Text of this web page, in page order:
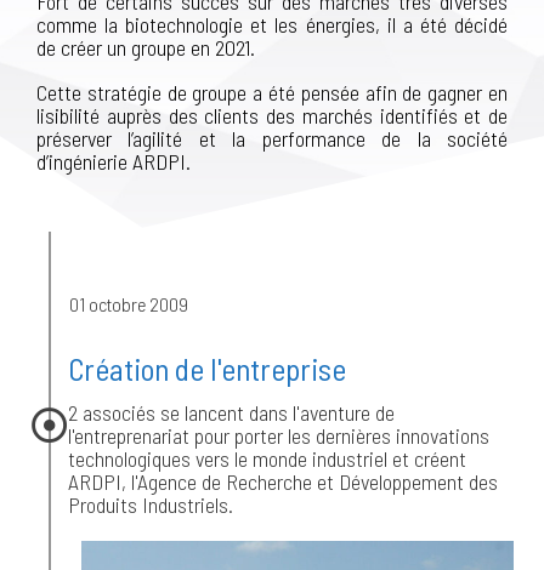
comme la biotechnologie et les énergies, il a été décidé
de créer un groupe en 2021.
Cette stratégie de groupe a été pensée afin de gagner en
lisibilité auprès des clients des marchés identifiés et de
préserver l’agilité et la performance de la société
d’ingénierie ARDPI.
01 octobre 2009
Création de l'entreprise
2 associés se lancent dans l'aventure de
l'entreprenariat pour porter les dernières innovations
technologiques vers le monde industriel et créent
ARDPI, l'Agence de Recherche et Développement des
Produits Industriels.